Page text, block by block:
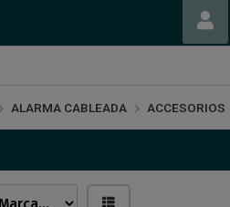
ALARMA CABLEADA ACCESORIOS